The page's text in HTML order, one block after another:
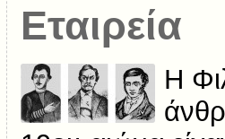
Εταιρεία
Η